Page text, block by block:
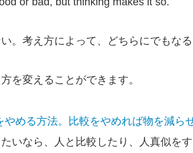
。考え方によって、どちらにでもなる
を変えることができます。
める方法。比較をやめれば物を減らせ
いなら、人と比較したり、人真似を